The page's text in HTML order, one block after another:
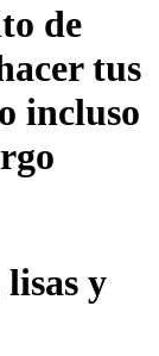
de
tus
incluso
y